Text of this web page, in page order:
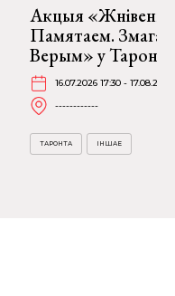
Акцыя «Жнівень
Памятаем.
Верым» у Таронта
16.07.2026 17:30 - 17.08.2026
------------
ТАРОНТА ІНШАЕ